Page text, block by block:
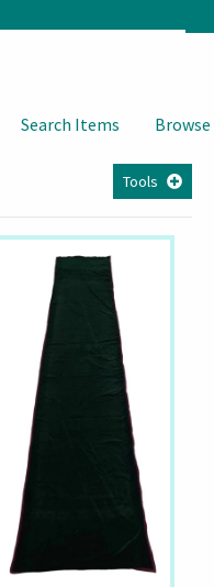
Search Items
Tools